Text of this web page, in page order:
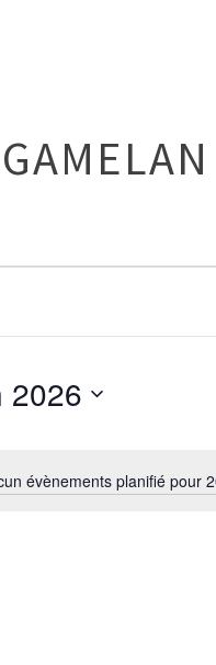
évènements planifié pour
2026